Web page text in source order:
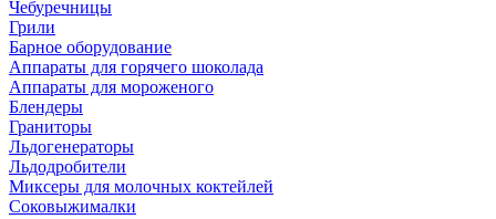
Чебуречницы
Грили
Барное оборудование
Аппараты для горячего шоколада
Аппараты для мороженого
Блендеры
Граниторы
Льдогенераторы
Льдодробители
Миксеры для молочных коктейлей
Соковыжималки